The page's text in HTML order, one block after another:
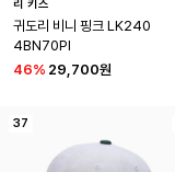
리 키즈
귀도리 비니 핑크 LK240
4BN70PI
46% 29,700원
37